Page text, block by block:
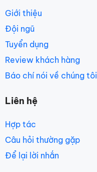
Giới thiệu
Đội ngũ
Tuyển dụng
Review khách hàng
Báo chí nói về chúng tôi
Liên hệ
Hợp tác
Câu hỏi thường gặp
Để lại lời nhắn